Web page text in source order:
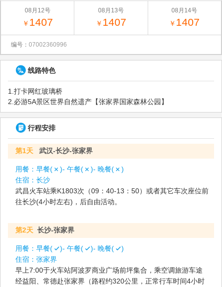
08月12号
￥ 1407
08月13号
￥ 1407
08月14号
￥ 1407
编号： 07002360996
线路特色
1.打卡网红玻璃桥
2.必游5A景区世界自然遗产【张家界国家森林公园】
行程安排
第1天 武汉-长沙-张家界
用餐： 早餐( )- 午餐( )- 晚餐(
)
住宿： 长沙
武昌火车站乘K1803次（09：40-13：50）或者其它车次座位前
往长沙(4小时左右)，后自由活动。
第2天 长沙-张家界
用餐： 早餐( )- 午餐( )- 晚餐(
)
住宿： 张家界
早上7:00于火车站阿波罗商业广场前坪集合，乘空调旅游车途
经益阳、常德赴张家界（路程约320公里，正常行车时间4小时